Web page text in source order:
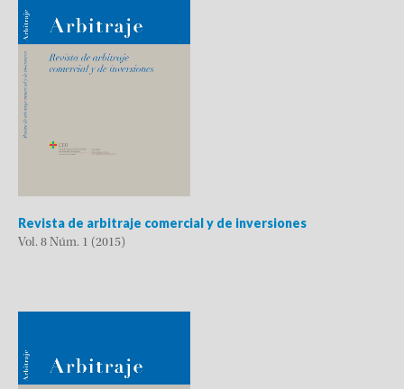
Revista de arbitraje comercial y de inversiones
Vol. 8 Núm. 1 (2015)